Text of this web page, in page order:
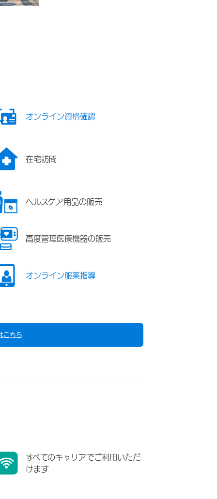
オンライン資格確認
在宅訪問
ヘルスケア用品の販売
高度管理医療機器の販売
オンライン服薬指導
こちら
すべてのキャリアでご利用いただ
けます